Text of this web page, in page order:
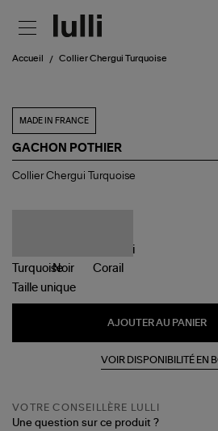
Accueil Collier Chergui Turquoise
MADE IN FRANCE
GACHON POTHIER
Collier
Collier Chergui Turquoise
Taille unique
AJOUTER AU PANIER
VOIR DISPONIBILITÉ EN
VOTRE CONSEILLÈRE LULLI
Une question sur ce produit ?